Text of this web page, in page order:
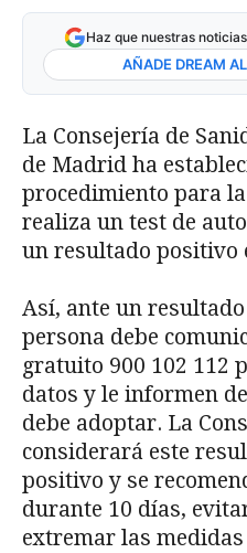
Haz que nuestras
AÑADE DREAM
La Consejería de
de Madrid ha
procedimiento para
realiza un test de
un resultado positivo
Así, ante un
persona debe
gratuito 900 102 112
datos y le informen
debe adoptar. La
considerará este
positivo y se
durante 10 días,
extremar las